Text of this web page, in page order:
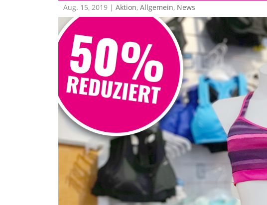
Aug. 15, 2019 | Aktion, Allgemein, News